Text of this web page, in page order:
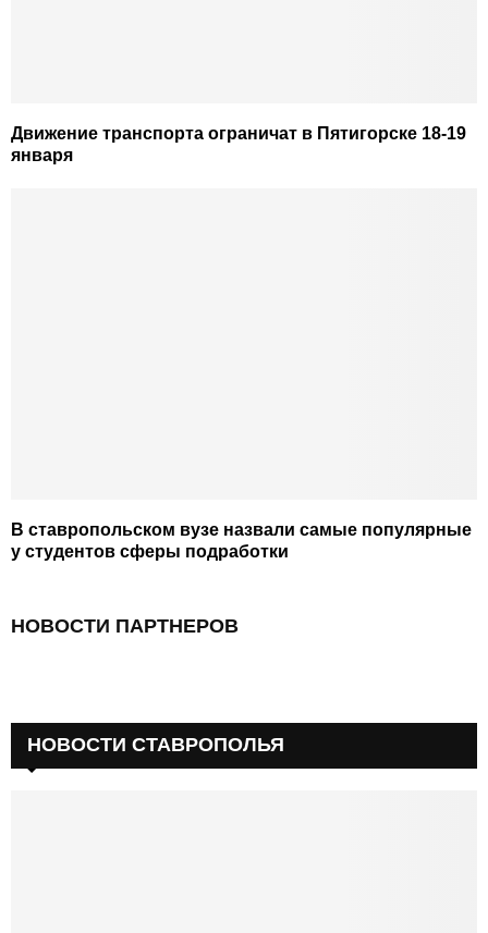
Движение транспорта ограничат в Пятигорске 18-19
января
В ставропольском вузе назвали самые популярные
у студентов сферы подработки
НОВОСТИ ПАРТНЕРОВ
НОВОСТИ СТАВРОПОЛЬЯ